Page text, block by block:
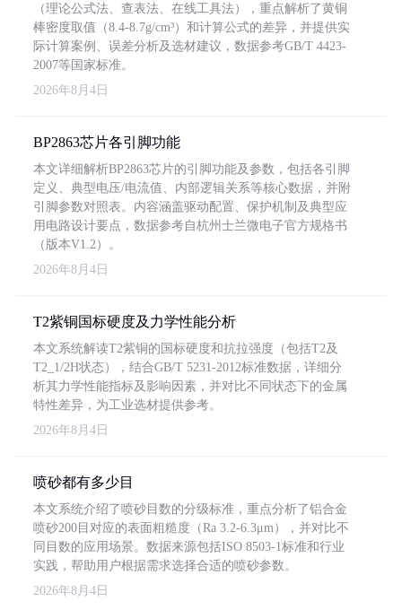
（理论公式法、查表法、在线工具法），重点解析了黄铜
棒密度取值（8.4-8.7g/cm³）和计算公式的差异，并提供实
际计算案例、误差分析及选材建议，数据参考GB/T 4423-
2007等国家标准。
2026年8月4日
BP2863芯片各引脚功能
本文详细解析BP2863芯片的引脚功能及参数，包括各引脚
定义、典型电压/电流值、内部逻辑关系等核心数据，并附
引脚参数对照表。内容涵盖驱动配置、保护机制及典型应
用电路设计要点，数据参考自杭州士兰微电子官方规格书
（版本V1.2）。
2026年8月4日
T2紫铜国标硬度及力学性能分析
本文系统解读T2紫铜的国标硬度和抗拉强度（包括T2及
T2_1/2H状态），结合GB/T 5231-2012标准数据，详细分
析其力学性能指标及影响因素，并对比不同状态下的金属
特性差异，为工业选材提供参考。
2026年8月4日
喷砂都有多少目
本文系统介绍了喷砂目数的分级标准，重点分析了铝合金
喷砂200目对应的表面粗糙度（Ra 3.2-6.3μm），并对比不
同目数的应用场景。数据来源包括ISO 8503-1标准和行业
实践，帮助用户根据需求选择合适的喷砂参数。
2026年8月4日